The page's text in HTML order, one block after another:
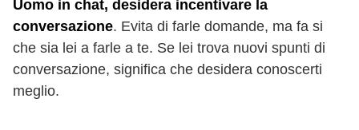
Uomo in chat, desidera incentivare la
conversazione. Evita di farle domande, ma fa si
che sia lei a farle a te. Se lei trova nuovi spunti di
conversazione, significa che desidera conoscerti
meglio.